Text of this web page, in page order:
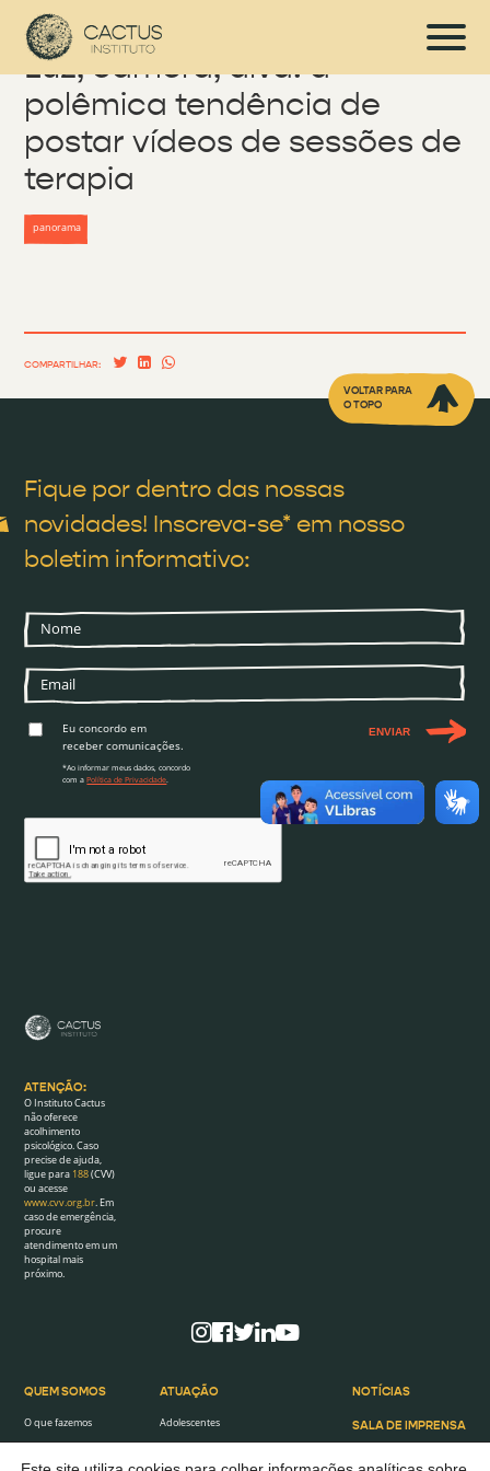
Luz, câmera, divã: a
polêmica tendência de
postar vídeos de sessões de
terapia
panorama
COMPARTILHAR:
VOLTAR PARA
O TOPO
Fique por dentro das nossas
novidades! Inscreva-se* em nosso
boletim informativo:
Eu concordo em
receber comunicações.
*Ao informar meus dados, concordo
com aPolítica de Privacidade.
ENVIAR
ATENÇÃO:
O Instituto Cactus
não oferece
acolhimento
psicológico. Caso
precise de ajuda,
ligue para 188(CVV)
ou acesse
www.cvv.org.br. Em
caso de emergência,
procure
atendimento em um
hospital mais
próximo.
QUEM SOMOS
O que fazemos
ATUAÇÃO
Adolescentes
NOTÍCIAS
SALA DE IMPRENSA